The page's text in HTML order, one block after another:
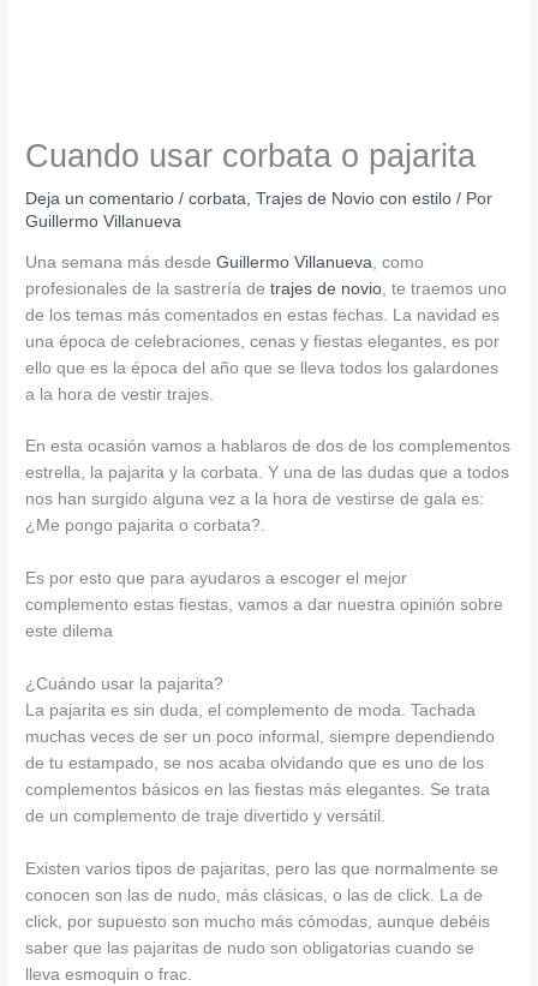
Cuando usar corbata o pajarita
Deja un comentario /corbata ,Trajes de Novio con estilo / Por
Guillermo Villanueva
Una semana más desdeGuillermo Villanueva , como
profesionales de la sastrería detrajes de novio , te traemos uno
de los temas más comentados en estas fechas. La navidad es
una época de celebraciones, cenas y fiestas elegantes, es por
ello que es la época del año que se lleva todos los galardones
a la hora de vestir trajes.
En esta ocasión vamos a hablaros de dos de los complementos
estrella, la pajarita y la corbata. Y una de las dudas que a todos
nos han surgido alguna vez a la hora de vestirse de gala es:
¿Me pongo pajarita o corbata?.
Es por esto que para ayudaros a escoger el mejor
complemento estas fiestas, vamos a dar nuestra opinión sobre
este dilema
¿Cuándo usar la pajarita?
La pajarita es sin duda, el complemento de moda. Tachada
muchas veces de ser un poco informal, siempre dependiendo
de tu estampado, se nos acaba olvidando que es uno de los
complementos básicos en las fiestas más elegantes. Se trata
de un complemento de traje divertido y versátil.
Existen varios tipos de pajaritas, pero las que normalmente se
conocen son las de nudo, más clásicas, o las de click. La de
click, por supuesto son mucho más cómodas, aunque debéis
saber que las pajaritas de nudo son obligatorias cuando se
lleva esmoquin o frac.